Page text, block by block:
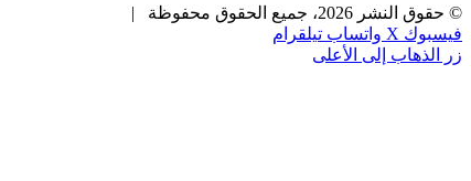
© حقوق النشر 2026، جميع الحقوق محفوظة |
فيسبوك X واتساب تيلقرام
زر الذهاب إلى الأعلى